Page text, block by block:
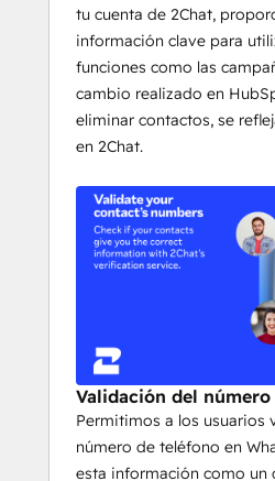
tu cuenta de 2Chat,
información clave para
funciones como las
cambio realizado en
eliminar contactos, se
en 2Chat.
Validación del número
Permitimos a los usuarios
número de teléfono en
esta información como un